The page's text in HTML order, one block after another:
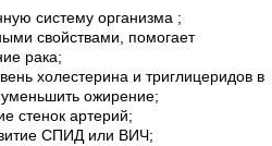
систему организма ;
свойствами, помогает
рака;
холестерина и триглицеридов в
ожирение;
стенок артерий;
СПИД или ВИЧ;